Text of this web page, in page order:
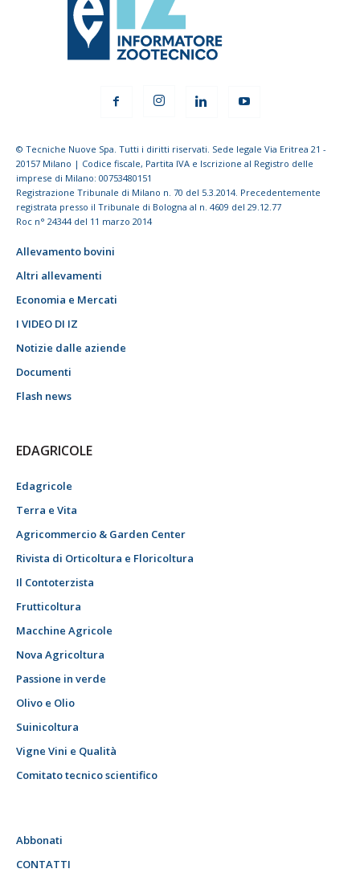
© Tecniche Nuove Spa. Tutti i diritti riservati. Sede legale Via Eritrea 21 -
20157 Milano | Codice fiscale, Partita IVA e Iscrizione al Registro delle
imprese di Milano: 00753480151
Registrazione Tribunale di Milano n. 70 del 5.3.2014. Precedentemente
registrata presso il Tribunale di Bologna al n. 4609 del 29.12.77
Roc n° 24344 del 11 marzo 2014
Allevamento bovini
Altri allevamenti
Economia e Mercati
I VIDEO DI IZ
Notizie dalle aziende
Documenti
Flash news
EDAGRICOLE
Edagricole
Terra e Vita
Agricommercio & Garden Center
Rivista di Orticoltura e Floricoltura
Il Contoterzista
Frutticoltura
Macchine Agricole
Nova Agricoltura
Passione in verde
Olivo e Olio
Suinicoltura
Vigne Vini e Qualità
Comitato tecnico scientifico
Abbonati
CONTATTI